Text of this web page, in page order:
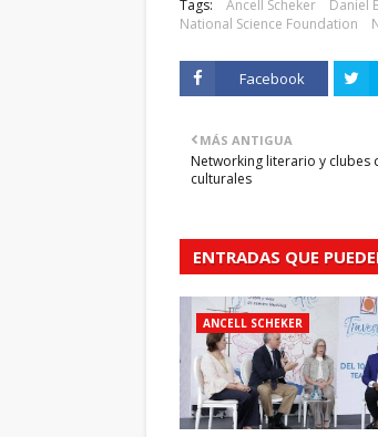
Tags: Ancell Scheker Daniel
National Science Foundation
Facebook
MÁS ANTIGUA
Networking literario y clubes
culturales
ENTRADAS QUE
ANCELL SCHEKER